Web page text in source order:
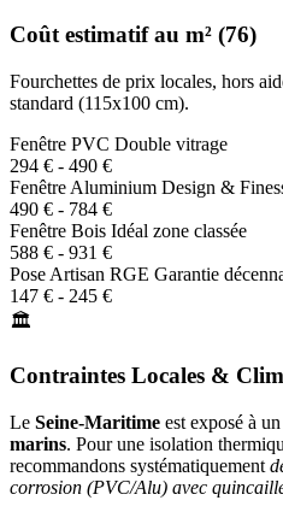
Coût estimatif au m² (76)
Fourchettes de prix locales, hors
standard (115x100 cm).
Fenêtre PVC Double vitrage
294 € - 490 €
Fenêtre Aluminium Design &
490 € - 784 €
Fenêtre Bois Idéal zone classée
588 € - 931 €
Pose Artisan RGE Garantie
147 € - 245 €
🏛️
Contraintes Locales &
Le Seine-Maritime est exposé à
marins. Pour une isolation
recommandons systématiquement
corrosion (PVC/Alu) avec